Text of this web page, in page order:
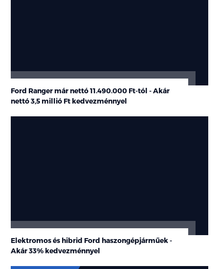
Ford Ranger már nettó 11.490.000 Ft-tól - Akár
nettó3,5 millió Ft kedvezménnyel
Elektromos és hibrid Ford haszongépjárműek -
Akár 33% kedvezménnyel